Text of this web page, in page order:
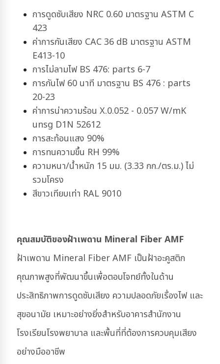
การดูดซับเสียง NRC 0.60 มาตรฐาน ASTM C
423
ค่าการกันเสียง CAC 36 dB มาตรฐาน ASTM
E413-10
การไม่ลามไฟ BS 476: parts 6-7
การกันไฟ 60 นาที มาตรฐาน BS 476 : parts
20-23
ค่าการน่าความร้อน X.0.052 - 0.057 W/mK
unsg D1N 52612
การสะท้อนแสง 90%
การทนความขึ้น RH 99%
ความหนา/น้ำหนัก 15 มม. (3.33 กก./ตร.ม.) ไม่
รวมโครง
สีขาวเทียบเท่า RAL 9010
คุณสมบัติของฝ้าเพดาน Mineral Fiber AMF
ฝ้าเพดาน Mineral Fiber AMF เป็นฝ้าอะคูสติก
คุณภาพสูงที่พัฒนาขึ้นเพื่อตอบโจทย์ทั้งในด้าน
ประสิทธิภาพการดูดซับเสียง ความปลอดภัยเรื่องไฟ และ
สุขอนามัย เหมาะอย่างยิ่งสำหรับอาคารสำนักงาน
โรงเรียนโรงพยาบาล และพื้นที่ที่ต้องการควบคุมเสียง
อย่างมืออาชีพ